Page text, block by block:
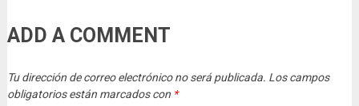
ADD A COMMENT
Tu dirección de correo electrónico no será publicada. Los campos
obligatorios están marcados con *